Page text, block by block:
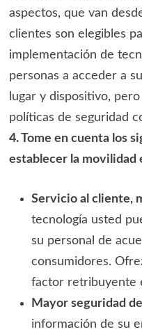
aspectos, que van
clientes son elegibles
implementación de
personas a acceder a
lugar y dispositivo,
políticas de seguridad
4. Tome en cuenta los
establecer la movilidad
Servicio al cliente,
tecnología usted
su personal de
consumidores.
factor retribuyente
Mayor seguridad
información de su